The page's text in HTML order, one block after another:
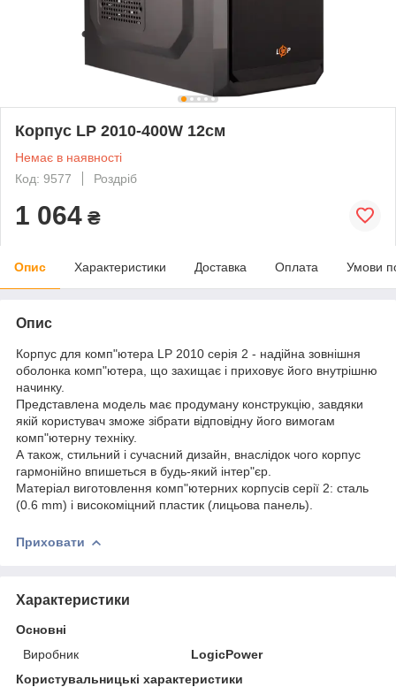
Корпус LP 2010-400W 12см
Немає в наявності
Код: 9577
Роздріб
1 064 ₴
Опис Характеристики Доставка Оплата Умови
Опис
Корпус для комп"ютера LP 2010 серія 2 - надійна зовнішня
оболонка комп"ютера, що захищає і приховує його внутрішню
начинку.
Представлена модель має продуману конструкцію, завдяки
якій користувач зможе зібрати відповідну його вимогам
комп"ютерну техніку.
А також, стильний і сучасний дизайн, внаслідок чого корпус
гармонійно впишеться в будь-який інтер"єр.
Матеріал виготовлення комп"ютерних корпусів серії 2: сталь
(0.6 mm) і високоміцний пластик (лицьова панель).
Приховати
Характеристики
Основні
Виробник
LogicPower
Користувальницькі характеристики